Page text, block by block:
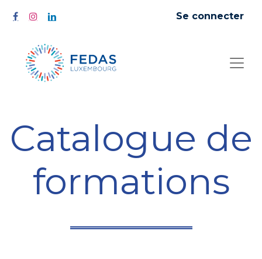
Se connecter
Catalogue de
formations